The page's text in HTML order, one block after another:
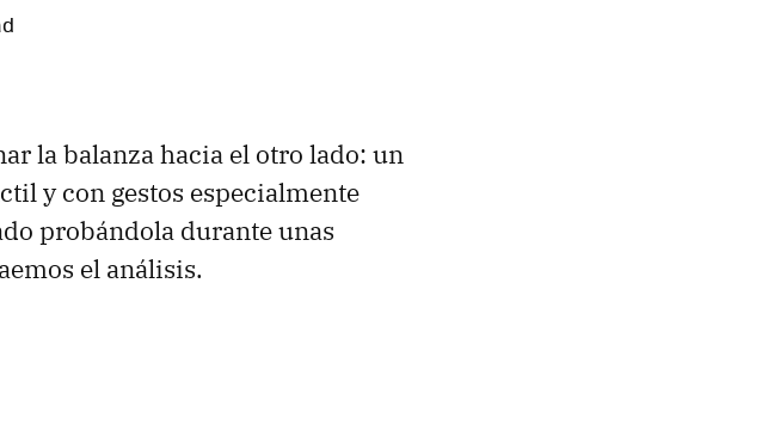
la balanza hacia el otro lado: un
y con gestos especialmente
probándola durante unas
el análisis.